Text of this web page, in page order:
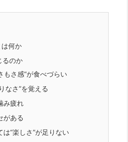
は何か
るのか
もさ感”が食べづらい
なさ”を覚える
み疲れ
がある
“楽しさ”が足りない